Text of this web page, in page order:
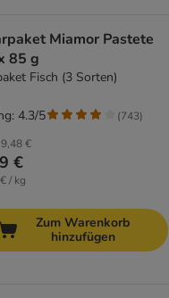
Miamor Pastete
85 g
Fisch (3 Sorten)
9,48 €
€
/ kg
4.3/5 (743)
Zum Warenkorb
hinzufügen